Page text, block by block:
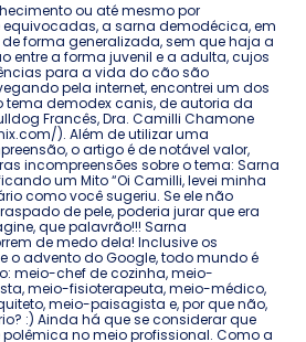
ou até mesmo por
a sarna demodécica, em
forma generalizada, sem que haja a
entre a forma juvenil e a adulta, cujos
para a vida do cão são
pela internet, encontrei um dos
tema demodex canis, de autoria da
Francês, Dra. Camilli Chamone
). Além de utilizar uma
o artigo é de notável valor,
incompreensões sobre o tema: Sarna
um Mito “Oi Camilli, levei minha
como você sugeriu. Se ele não
de pele, poderia jurar que era
que palavrão!!! Sarna
de medo dela! Inclusive os
o advento do Google, todo mundo é
meio-chef de cozinha, meio-
meio-fisioterapeuta, meio-médico,
meio-paisagista e, por que não,
:) Ainda há que se considerar que
no meio profissional. Como a